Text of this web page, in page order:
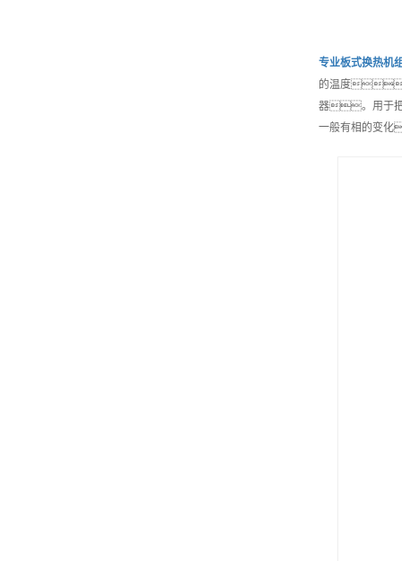
专业板式换热机
的温度
器。用于
一般有相的变